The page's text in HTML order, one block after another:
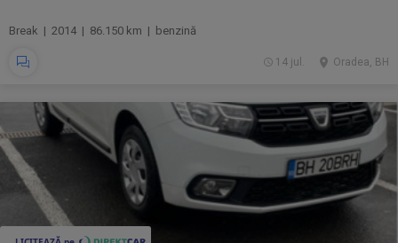
Break | 2014 | 86.150 km | benzină
Oradea, BH
14 jul.